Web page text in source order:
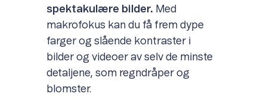
spektakulære bilder. Med
makrofokus kan du få frem dype
farger og slående kontraster i
bilder og videoer av selv de minste
detaljene, som regndråper og
blomster.